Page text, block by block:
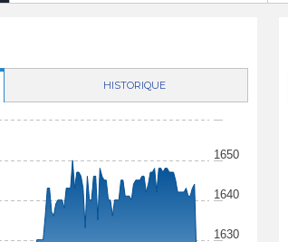
HISTORIQUE
1630
1640
1650